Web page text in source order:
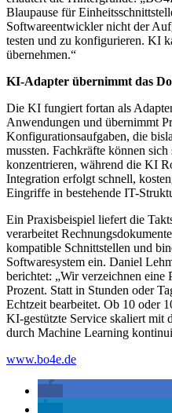
Blaupause für
Softwareentwickler nicht der
testen und zu konfigurieren. KI
übernehmen.“
KI-Adapter übernimmt das
Die KI fungiert fortan als
Anwendungen und übernimmt
Konfigurationsaufgaben, die
mussten. Fachkräfte können
konzentrieren, während die KI
Integration erfolgt schnell,
Eingriffe in bestehende IT-
Ein Praxisbeispiel liefert die
verarbeitet
kompatible Schnittstellen und
Softwaresystem ein. Daniel
berichtet: „Wir verzeichnen eine
Prozent. Statt in Stunden oder
Echtzeit bearbeitet. Ob 10 oder
KI-gestützte Service skaliert mit
durch Machine Learning
www.bo4e.de